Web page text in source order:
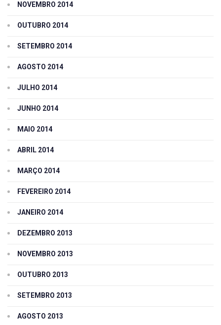
NOVEMBRO 2014
OUTUBRO 2014
SETEMBRO 2014
AGOSTO 2014
JULHO 2014
JUNHO 2014
MAIO 2014
ABRIL 2014
MARÇO 2014
FEVEREIRO 2014
JANEIRO 2014
DEZEMBRO 2013
NOVEMBRO 2013
OUTUBRO 2013
SETEMBRO 2013
AGOSTO 2013